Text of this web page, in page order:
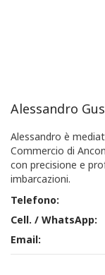
Alessandro
Alessandro è
Commercio di
con precisione e
imbarcazioni.
Telefono:
Cell. / WhatsApp:
Email: